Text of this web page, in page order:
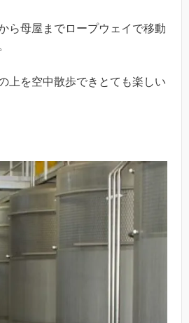
ら母屋までロープウェイで移動
上を空中散歩できとても楽しい